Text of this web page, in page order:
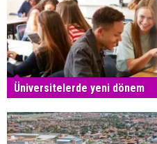
Üniversitelerde yeni dönem